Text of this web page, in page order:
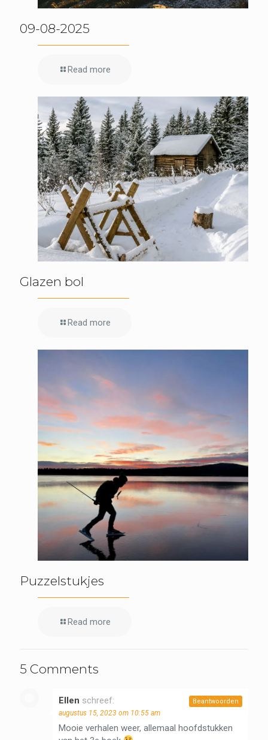
09-08-2025
Read more
Glazen bol
Read more
Puzzelstukjes
Read more
5 Comments
Ellen schreef:
augustus 15, 2023 om 10:55 am
Mooie verhalen weer, allemaal hoofdstukken
Beantwoorden